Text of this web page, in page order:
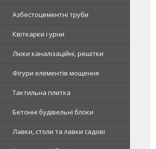
Азбестоцементні труби
Квіткарки і урни
Люки каналізаційні, решітки
Фігури елементів мощення
Тактильна плитка
Бетонні будівельні блоки
Лавки, столи та лавки садові